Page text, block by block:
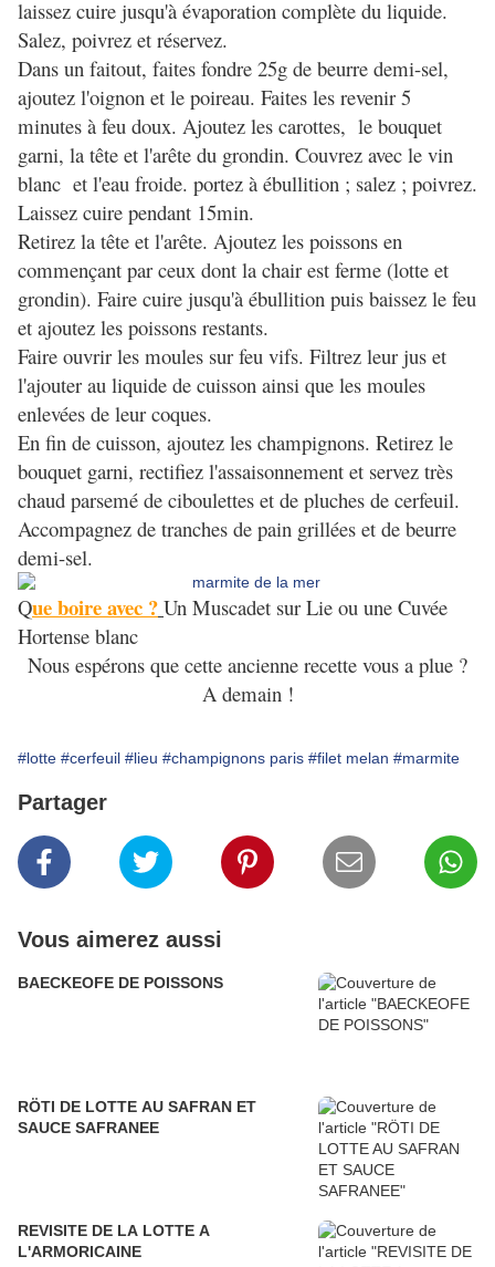
laissez cuire jusqu'à évaporation complète du liquide.
Salez, poivrez et réservez.
Dans un faitout, faites fondre 25g de beurre demi-sel,
ajoutez l'oignon et le poireau. Faites les revenir 5
minutes à feu doux. Ajoutez les carottes, le bouquet
garni, la tête et l'arête du grondin. Couvrez avec le vin
blanc et l'eau froide. portez à ébullition ; salez ; poivrez.
Laissez cuire pendant 15min.
Retirez la tête et l'arête. Ajoutez les poissons en
commençant par ceux dont la chair est ferme (lotte et
grondin). Faire cuire jusqu'à ébullition puis baissez le feu
et ajoutez les poissons restants.
Faire ouvrir les moules sur feu vifs. Filtrez leur jus et
l'ajouter au liquide de cuisson ainsi que les moules
enlevées de leur coques.
En fin de cuisson, ajoutez les champignons. Retirez le
bouquet garni, rectifiez l'assaisonnement et servez très
chaud parsemé de ciboulettes et de pluches de cerfeuil.
Accompagnez de tranches de pain grillées et de beurre
demi-sel.
Que boire avec ? Un Muscadet sur Lie ou une Cuvée
Hortense blanc
Nous espérons que cette ancienne recette vous a plue ?
A demain !
#lotte #cerfeuil #lieu #champignons paris #filet melan #marmite
Partager
Vous aimerez aussi
BAECKEOFE DE POISSONS
RÖTI DE LOTTE AU SAFRAN ET
SAUCE SAFRANEE
REVISITE DE LA LOTTE A
L'ARMORICAINE